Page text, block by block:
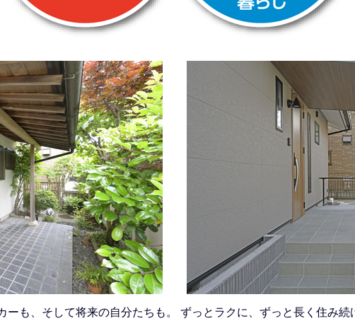
ーも、そして将来の自分たちも。 ずっとラクに、ずっと長く住み続